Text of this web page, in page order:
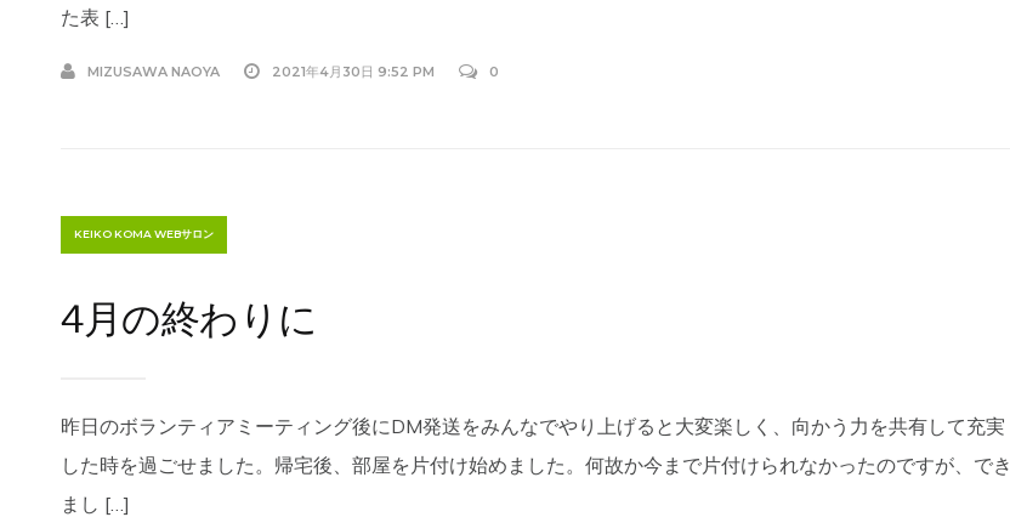
た表 […]
MIZUSAWA NAOYA 2021年4月30日 9:52 PM 0
KEIKO KOMA WEBサロン
4月の終わりに
昨日のボランティアミーティング後にDM発送をみんなでやり上げると大変楽しく、向かう力を共有して充実
した時を過ごせました。帰宅後、部屋を片付け始めました。何故か今まで片付けられなかったのですが、でき
まし […]